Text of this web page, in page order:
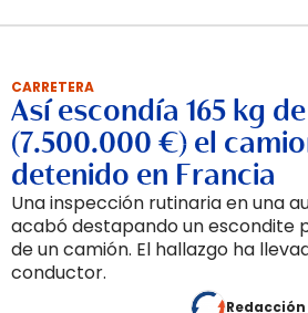
CARRETERA
Así escondía 165 kg
(7.500.000 €) el
detenido en Francia
Una inspección rutinaria en una
acabó destapando un escondite
de un camión. El hallazgo ha
conductor.
Redacción